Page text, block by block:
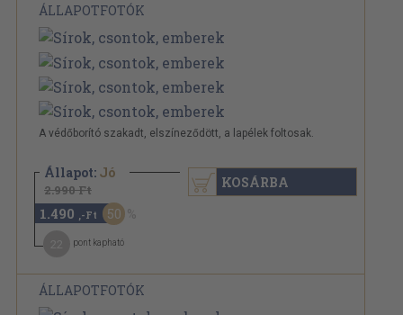
ÁLLAPOTFOTÓK
A védőborító szakadt, elszíneződött, a lapélek foltosak.
Állapot: Jó
2.990 Ft
1.490 ,-Ft 50
pont kapható
KOSÁRBA
ÁLLAPOTFOTÓK